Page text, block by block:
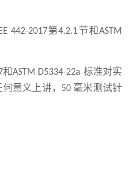
442-2017第4.2.1节和ASTM
和ASTM D5334-22a 标准对实
意义上讲， 50 毫米测试针